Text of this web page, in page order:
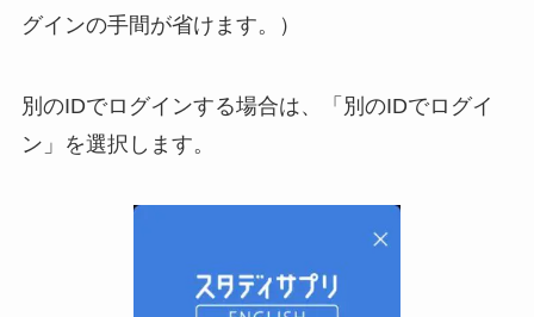
グインの手間が省けます。）
別のIDでログインする場合は、「別のIDでログイ
ン」を選択します。